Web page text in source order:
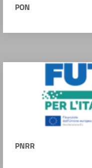
PON
PNRR